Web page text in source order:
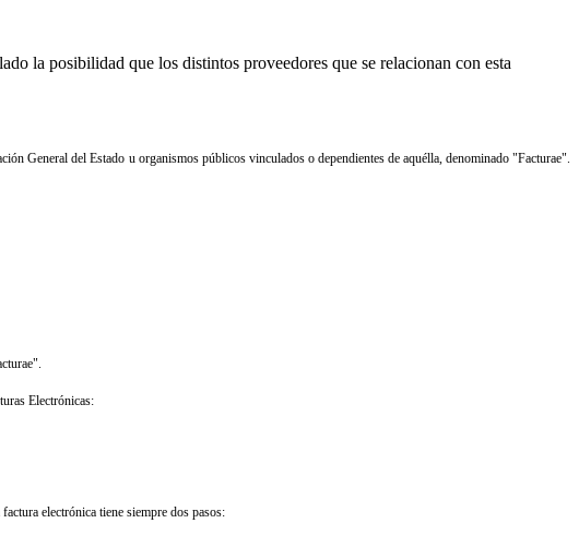
la posibilidad que los distintos proveedores que se relacionan con esta
General del Estado u organismos públicos vinculados o dependientes de aquélla, denominado "Facturae".
Electrónicas:
electrónica tiene siempre dos pasos: